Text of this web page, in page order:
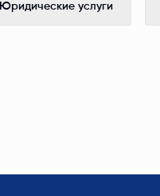
Юридические услуги